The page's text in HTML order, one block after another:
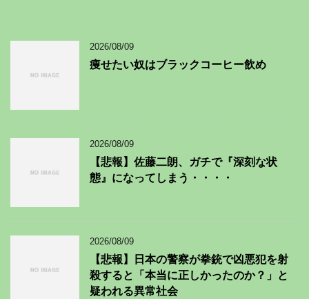
2026/08/09
痩せたい奴はブラックコーヒー飲め
2026/08/09
【悲報】佐藤二朗、ガチで『深刻な状
態』になってしまう・・・・
2026/08/09
【悲報】日本の警察が拳銃で凶悪犯を射
殺すると「本当に正しかったのか？」と
疑われる異常社会